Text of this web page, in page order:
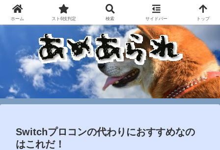
Switchプロコンの代わりにおすすめなの
はこれだ！
ホーム スト6技判定 検索 サイドバー トップ